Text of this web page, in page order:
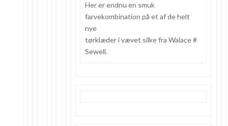
Her er endnu en smuk
farvekombination på et af de helt
nye
tørklæder i vævet silke fra Walace #
Sewell.